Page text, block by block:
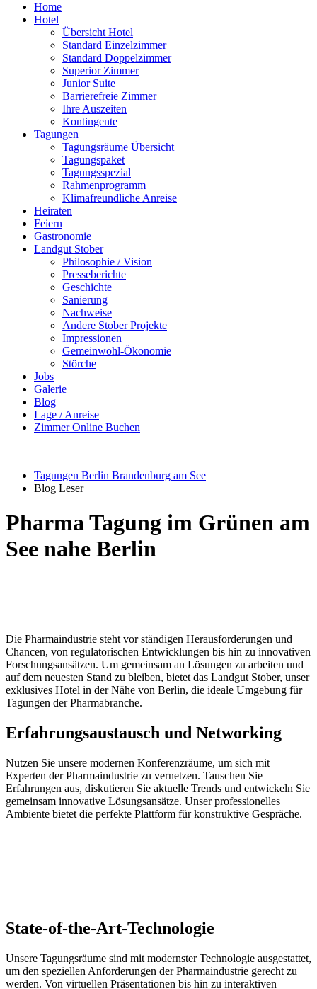
Home
Hotel
Übersicht Hotel
Standard Einzelzimmer
Standard Doppelzimmer
Superior Zimmer
Junior Suite
Barrierefreie Zimmer
Ihre Auszeiten
Kontingente
Tagungen
Tagungsräume Übersicht
Tagungspaket
Tagungsspezial
Rahmenprogramm
Klimafreundliche Anreise
Heiraten
Feiern
Gastronomie
Landgut Stober
Philosophie / Vision
Presseberichte
Geschichte
Sanierung
Nachweise
Andere Stober Projekte
Impressionen
Gemeinwohl-Ökonomie
Störche
Jobs
Galerie
Blog
Lage / Anreise
Zimmer Online Buchen
Tagungen Berlin Brandenburg am See
Blog Leser
Pharma Tagung im Grünen am
See nahe Berlin
Die Pharmaindustrie steht vor ständigen Herausforderungen und
Chancen, von regulatorischen Entwicklungen bis hin zu innovativen
Forschungsansätzen. Um gemeinsam an Lösungen zu arbeiten und
auf dem neuesten Stand zu bleiben, bietet das Landgut Stober, unser
exklusives Hotel in der Nähe von Berlin, die ideale Umgebung für
Tagungen der Pharmabranche.
Erfahrungsaustausch und Networking
Nutzen Sie unsere modernen Konferenzräume, um sich mit
Experten der Pharmaindustrie zu vernetzen. Tauschen Sie
Erfahrungen aus, diskutieren Sie aktuelle Trends und entwickeln Sie
gemeinsam innovative Lösungsansätze. Unser professionelles
Ambiente bietet die perfekte Plattform für konstruktive Gespräche.
State-of-the-Art-Technologie
Unsere Tagungsräume sind mit modernster Technologie ausgestattet,
um den speziellen Anforderungen der Pharmaindustrie gerecht zu
werden. Von virtuellen Präsentationen bis hin zu interaktiven